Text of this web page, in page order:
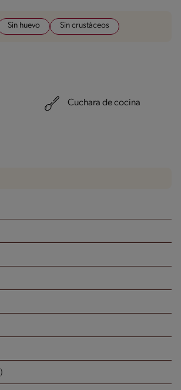
Sin huevo Sin crustáceos
Cuchara de cocina